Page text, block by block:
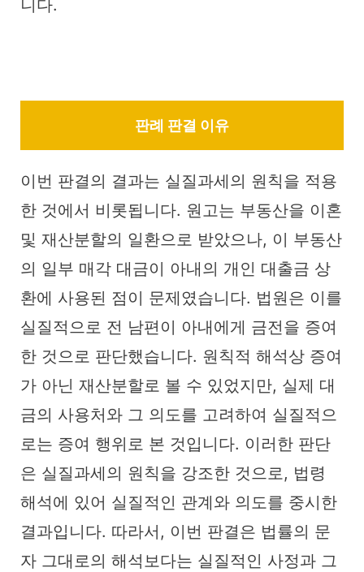
니다.
판례 판결 이유
이번 판결의 결과는 실질과세의 원칙을 적용
한 것에서 비롯됩니다. 원고는 부동산을 이혼
및 재산분할의 일환으로 받았으나, 이 부동산
의 일부 매각 대금이 아내의 개인 대출금 상
환에 사용된 점이 문제였습니다. 법원은 이를
실질적으로 전 남편이 아내에게 금전을 증여
한 것으로 판단했습니다. 원칙적 해석상 증여
가 아닌 재산분할로 볼 수 있었지만, 실제 대
금의 사용처와 그 의도를 고려하여 실질적으
로는 증여 행위로 본 것입니다. 이러한 판단
은 실질과세의 원칙을 강조한 것으로, 법령
해석에 있어 실질적인 관계와 의도를 중시한
결과입니다. 따라서, 이번 판결은 법률의 문
자 그대로의 해석보다는 실질적인 사정과 그